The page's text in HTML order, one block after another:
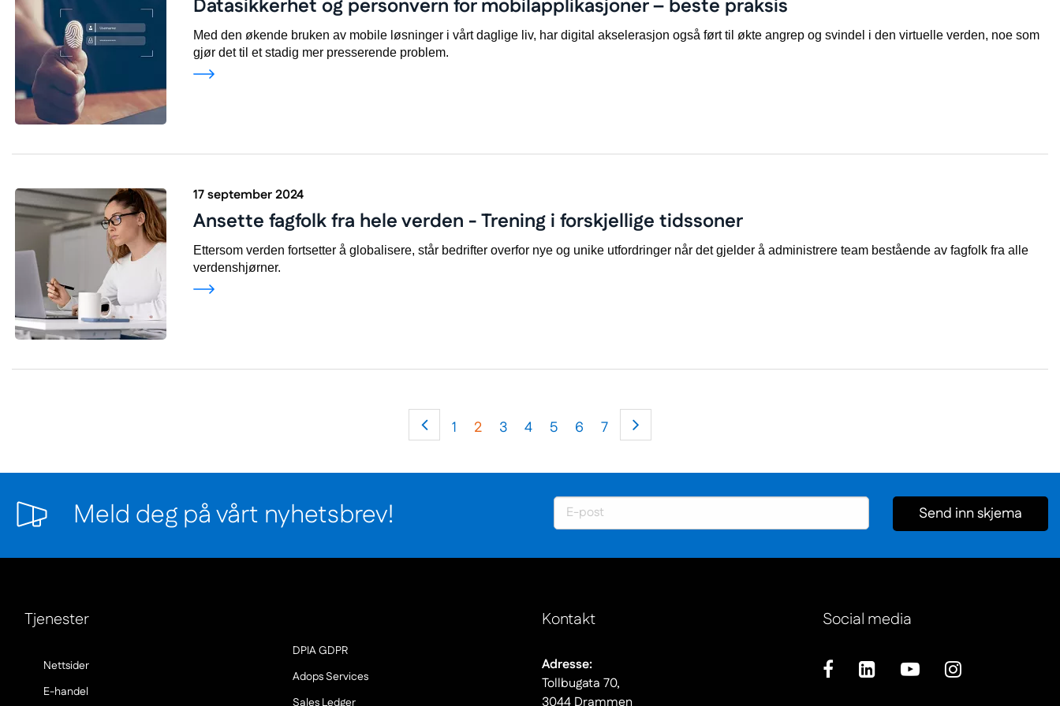
Datasikkerhet og personvern for mobilapplikasjoner – beste praksis
Med den økende bruken av mobile løsninger i vårt daglige liv, har digital akselerasjon også ført til økte angrep og svindel i den virtuelle verden, noe som
gjør det til et stadig mer presserende problem.
17 september 2024
Ansette fagfolk fra hele verden - Trening i forskjellige tidssoner
Ettersom verden fortsetter å globalisere, står bedrifter overfor nye og unike utfordringer når det gjelder å administrere team bestående av fagfolk fra alle
verdenshjørner.
1 2 3 4 5 6 7
Meld deg på vårt nyhetsbrev! Send inn skjema
Tjenester
Nettsider
E-handel
DPIA GDPR
Adops Services
Sales Ledger
Kontakt
Adresse:
Tollbugata 70,
Social media